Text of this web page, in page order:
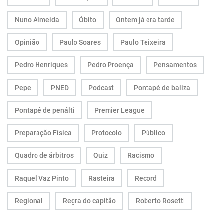
Nuno Almeida Óbito Ontem já era tarde
Opinião Paulo Soares Paulo Teixeira
Pedro Henriques Pedro Proença Pensamentos
Pepe PNED Podcast Pontapé de baliza
Pontapé de penálti Premier League
Preparação Física Protocolo Público
Quadro de árbitros Quiz Racismo
Raquel Vaz Pinto Rasteira Record
Regional Regra do capitão Roberto Rosetti